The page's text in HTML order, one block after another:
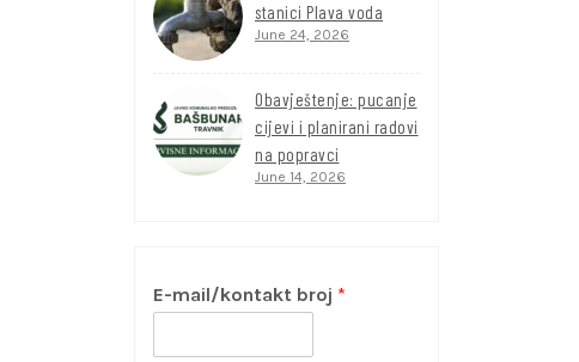
stanici Plava voda
June 24, 2026
Obavještenje: pucanje
cijevi i planirani radovi
na popravci
June 14, 2026
E-mail/kontakt broj *